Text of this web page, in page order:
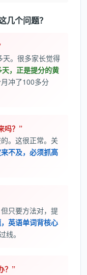
几个问题？
。很多家长觉得
，正是提分的黄
冲了100多分
吗？”
。这很正常。关
不及，必须抓高
只要方法对，提
英语单词背核心
线。
？”